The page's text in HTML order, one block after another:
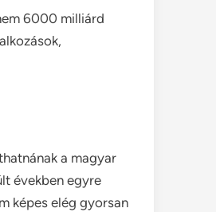
6000 milliárd
a magyar
években egyre
képes elég gyorsan